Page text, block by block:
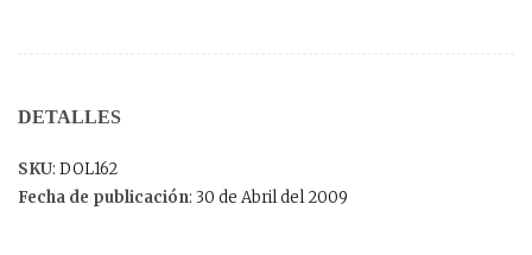
DETALLES
SKU: DOL162
Fecha de publicación: 30 de Abril del 2009